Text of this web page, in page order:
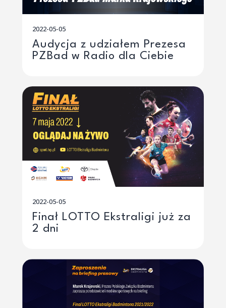
2022-05-05
Audycja z udziałem Prezesa
PZBad w Radio dla Ciebie
2022-05-05
Finał LOTTO Ekstraligi już za
2 dni